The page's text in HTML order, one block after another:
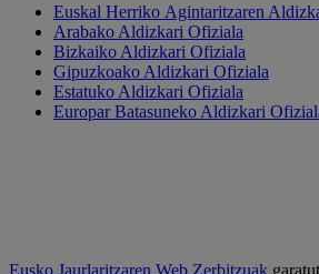
Euskal Herriko Agintaritzaren
Arabako Aldizkari Ofiziala
Bizkaiko Aldizkari Ofiziala
Gipuzkoako Aldizkari Ofiziala
Estatuko Aldizkari Ofiziala
Europar Batasuneko Aldizkari
Eusko Jaurlaritzaren Web Zerbitzuak